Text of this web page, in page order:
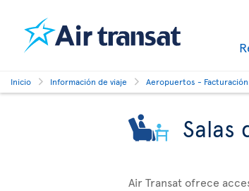
Inicio Información de viaje Aeropuertos - Facturación
Salas
Air Transat ofrece